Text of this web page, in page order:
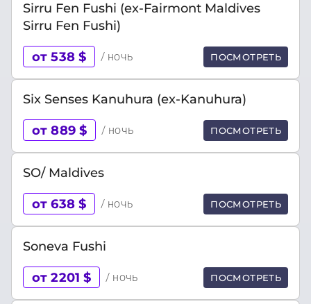
Sirru Fen Fushi (ex-Fairmont Maldives
Sirru Fen Fushi)
от 538 $ / ночь ПОСМОТРЕТЬ
Six Senses Kanuhura (ex-Kanuhura)
от 889 $ / ночь ПОСМОТРЕТЬ
SO/ Maldives
от 638 $ / ночь ПОСМОТРЕТЬ
Soneva Fushi
от 2201 $ / ночь ПОСМОТРЕТЬ